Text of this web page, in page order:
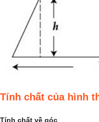
Tính chất của hình
Tính chất về góc